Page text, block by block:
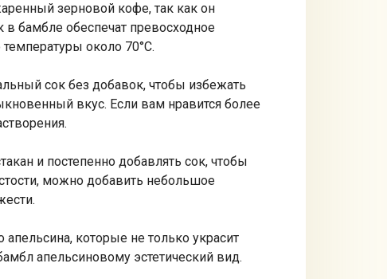
зерновой кофе, так как он
бамбле обеспечат превосходное
около 70°С.
сок без добавок, чтобы избежать
вкус. Если вам нравится более
и постепенно добавлять сок, чтобы
можно добавить небольшое
которые не только украсит
апельсиновому эстетический вид.